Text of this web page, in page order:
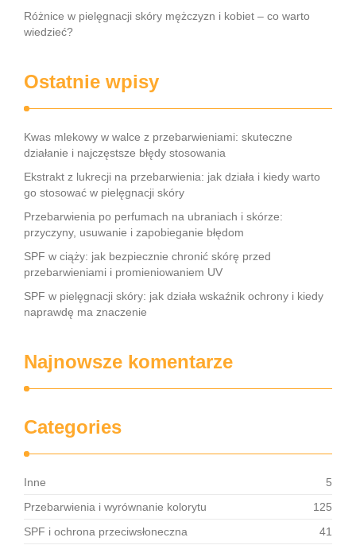
Różnice w pielęgnacji skóry mężczyzn i kobiet – co warto
wiedzieć?
Ostatnie wpisy
Kwas mlekowy w walce z przebarwieniami: skuteczne
działanie i najczęstsze błędy stosowania
Ekstrakt z lukrecji na przebarwienia: jak działa i kiedy warto
go stosować w pielęgnacji skóry
Przebarwienia po perfumach na ubraniach i skórze:
przyczyny, usuwanie i zapobieganie błędom
SPF w ciąży: jak bezpiecznie chronić skórę przed
przebarwieniami i promieniowaniem UV
SPF w pielęgnacji skóry: jak działa wskaźnik ochrony i kiedy
naprawdę ma znaczenie
Najnowsze komentarze
Categories
Inne
5
Przebarwienia i wyrównanie kolorytu
125
SPF i ochrona przeciwsłoneczna
41